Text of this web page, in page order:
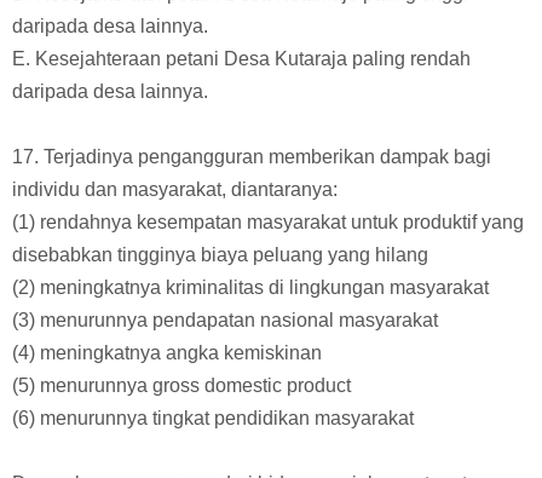
petani Desa Kutamaju.
C. Petani Desa Kutagede tidak lebih sejatera dibandingkan
petani Desa Kutabaru.
daripada desa lainnya.
E. Kesejahteraan petani Desa Kutaraja paling rendah
daripada desa lainnya.
17. Terjadinya pengangguran memberikan dampak bagi
individu dan masyarakat, diantaranya:
(1) rendahnya kesempatan masyarakat untuk produktif yang
disebabkan tingginya biaya peluang yang hilang
(2) meningkatnya kriminalitas di lingkungan masyarakat